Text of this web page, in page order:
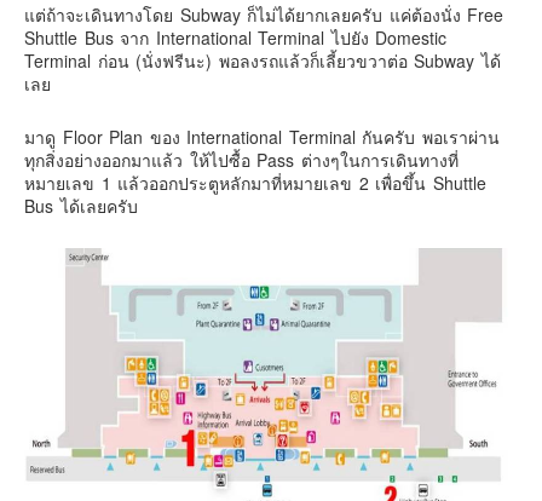
Products & Applications
Events & PR News
Contact & Support Us
แต่ถ้าจะเดินทางโดย Subway ก็ไม่ได้ยากเลยครับ แค่ต้องนั่ง Free
Shuttle Bus จาก International Terminal ไปยัง Domestic
Terminal ก่อน (นั่งฟรีนะ) พอลงรถแล้วก็เลี้ยวขวาต่อ Subway ได้
เลย
มาดู Floor Plan ของ International Terminal กันครับ พอเราผ่าน
ทุกสิ่งอย่างออกมาแล้ว ให้ไปซื้อ Pass ต่างๆในการเดินทางที่
หมายเลข 1 แล้วออกประตูหลักมาที่หมายเลข 2 เพื่อขึ้น Shuttle
Bus ได้เลยครับ